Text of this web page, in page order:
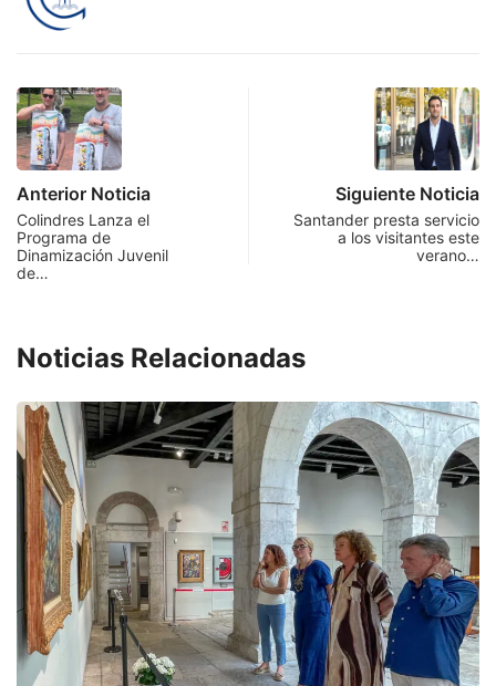
Anterior Noticia
Colindres Lanza el
Programa de
Dinamización Juvenil
de…
Siguiente Noticia
Santander presta servicio
a los visitantes este
verano…
Noticias Relacionadas